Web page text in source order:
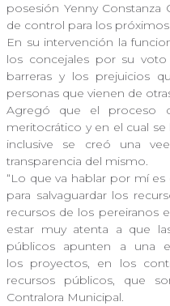
posesión Yenny
de control para los
En su intervención la
los concejales por su
barreras y los prejuicios
personas que vienen de
Agregó que el proceso
meritocrático y en el cual
inclusive se creó una
transparencia del mismo.
“Lo que va hablar por mí
para salvaguardar los
recursos de los pereiranos
estar muy atenta a que
públicos apunten a una
los proyectos, en los
recursos públicos, que
Contralora Municipal.